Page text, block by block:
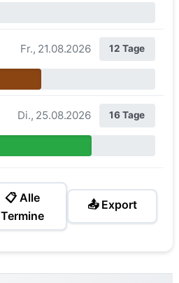
Fr., 21.08.2026 12 Tage
Di., 25.08.2026 16 Tage
📋 Alle
Termine
📤 Export